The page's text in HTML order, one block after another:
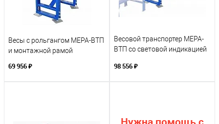
Весы с рольгангом МЕРА-ВТП
и монтажной рамой
69 956 ₽
Весовой транспортер МЕРА-
ВТП со световой индикацией
98 556 ₽